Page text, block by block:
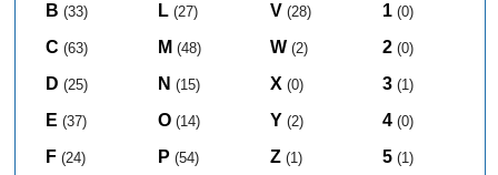
B (33)
C (63)
D (25)
E (37)
F (24)
L (27)
M (48)
N (15)
O (14)
P (54)
V (28)
W (2)
X (0)
Y (2)
Z (1)
1 (0)
2 (0)
3 (1)
4 (0)
5 (1)